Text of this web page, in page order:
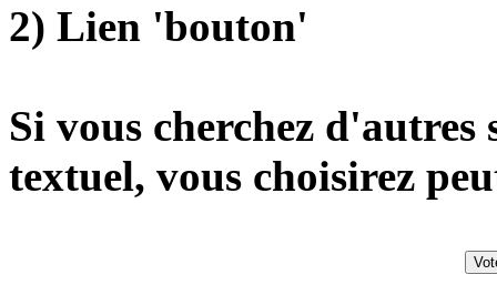
2) Lien 'bouton'
Si vous cherchez
textuel, vous choisirez